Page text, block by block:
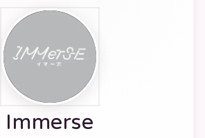
Immerse